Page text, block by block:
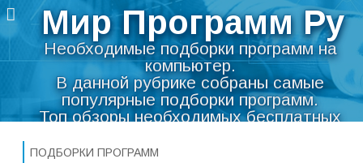
Мир Программ Ру
Необходимые подборки программ на
компьютер.
В данной рубрике собраны самые
популярные подборки программ.
Топ обзоры необходимых бесплатных
Мир Программ Ру
ПОДБОРКИ ПРОГРАММ